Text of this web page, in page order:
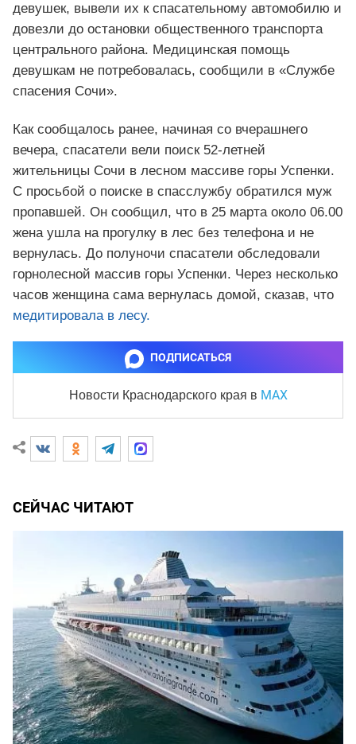
девушек, вывели их к спасательному автомобилю и
довезли до остановки общественного транспорта
центрального района. Медицинская помощь
девушкам не потребовалась, сообщили в «Службе
спасения Сочи».
Как сообщалось ранее, начиная со вчерашнего
вечера, спасатели вели поиск 52-летней
жительницы Сочи в лесном массиве горы Успенки.
С просьбой о поиске в спасслужбу обратился муж
пропавшей. Он сообщил, что в 25 марта около 06.00
жена ушла на прогулку в лес без телефона и не
вернулась. До полуночи спасатели обследовали
горнолесной массив горы Успенки. Через несколько
часов женщина сама вернулась домой, сказав, что
медитировала в лесу.
ПОДПИСАТЬСЯ
Новости Краснодарского края в MAX
СЕЙЧАС ЧИТАЮТ